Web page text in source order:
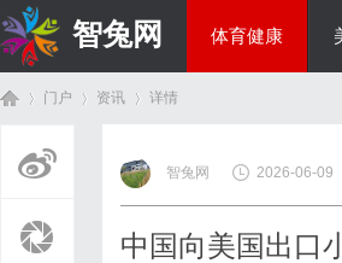
智兔网 体育健康
门户 资讯
›
详情
智兔网 2026-06-09
中国向美国出口